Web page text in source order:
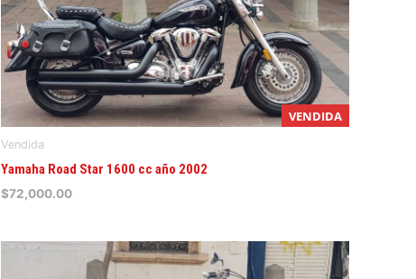
VENDIDA
Vendida
Yamaha Road Star 1600 cc año 2002
$72,000.00